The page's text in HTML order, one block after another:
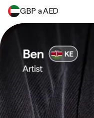
GBP a AED